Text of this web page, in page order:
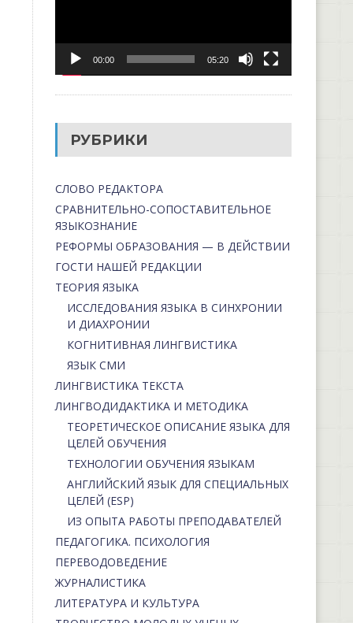
00:00 05:20
РУБРИКИ
СЛОВО РЕДАКТОРА
СРАВНИТЕЛЬНО-СОПОСТАВИТЕЛЬНОЕ
ЯЗЫКОЗНАНИЕ
РЕФОРМЫ ОБРАЗОВАНИЯ — В ДЕЙСТВИИ
ГОСТИ НАШЕЙ РЕДАКЦИИ
ТЕОРИЯ ЯЗЫКА
ИССЛЕДОВАНИЯ ЯЗЫКА В СИНХРОНИИ
И ДИАХРОНИИ
КОГНИТИВНАЯ ЛИНГВИСТИКА
ЯЗЫК СМИ
ЛИНГВИСТИКА ТЕКСТА
ЛИНГВОДИДАКТИКА И МЕТОДИКА
ТЕОРЕТИЧЕСКОЕ ОПИСАНИЕ ЯЗЫКА ДЛЯ
ЦЕЛЕЙ ОБУЧЕНИЯ
ТЕХНОЛОГИИ ОБУЧЕНИЯ ЯЗЫКАМ
АНГЛИЙСКИЙ ЯЗЫК ДЛЯ СПЕЦИАЛЬНЫХ
ЦЕЛЕЙ (ESP)
ИЗ ОПЫТА РАБОТЫ ПРЕПОДАВАТЕЛЕЙ
ПЕДАГОГИКА. ПСИХОЛОГИЯ
ПЕРЕВОДОВЕДЕНИЕ
ЖУРНАЛИСТИКА
ЛИТЕРАТУРА И КУЛЬТУРА